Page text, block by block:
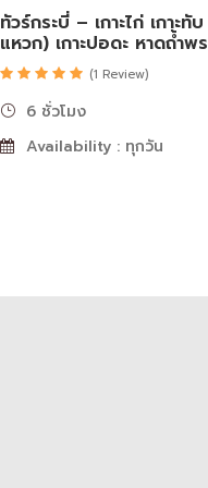
ทัวร์กระบี่ – เกาะไก่ เกาะทั
แหวก) เกาะปอดะ หาดถ้ำพ
6 ชั่วโมง
Availability : ทุกวัน
(1 Review)